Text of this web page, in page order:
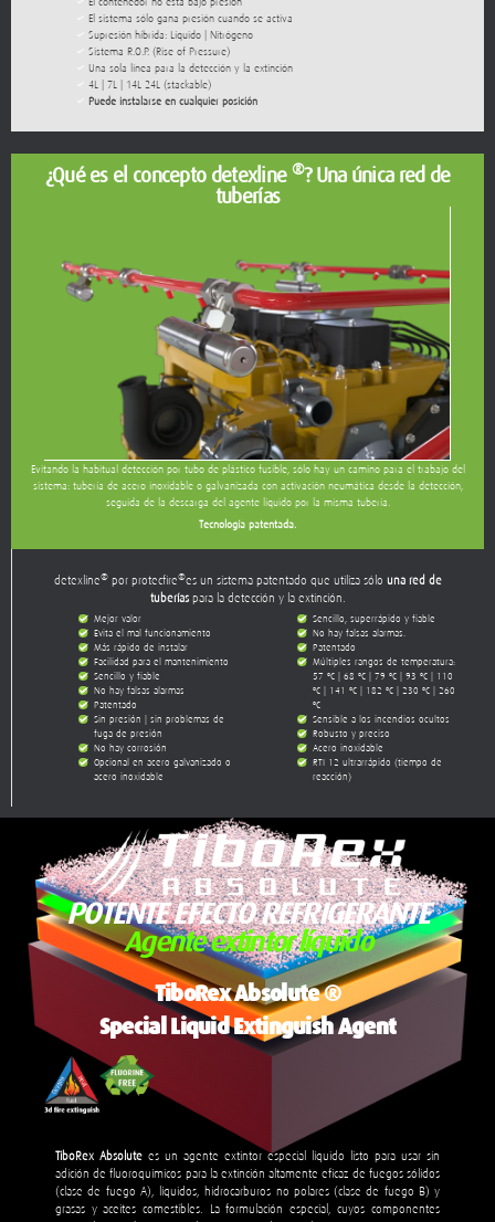
Supresión híbrida: Líquido | Nitrógeno
Sistema R.O.P. (Rise of Pressure)
Una sola línea para la detección y la extinción
4L | 7L | 14L 24L (stackable)
Puede instalarse en cualquier posición
tuberías
Evitando la habitual detección por tubo de plástico fusible, sólo hay un camino para el trabajo del
sistema: tubería de acero inoxidable o galvanizada con activación neumática desde la detección,
seguida de la descarga del agente líquido por la misma tubería.
Tecnología patentada.
detexline por protecfire es un sistema patentado que utiliza sólouna red de
Mejor valor
Evita el mal funcionamiento
Más rápido de instalar
Facilidad para el mantenimiento
Sencillo y fiable
No hay falsas alarmas
Patentado
Sin presión | sin problemas de
fuga de presión
No hay corrosión
Opcional en acero galvanizado o
acero inoxidable
Sencillo, superrápido y fiable
No hay falsas alarmas.
Patentado
Múltiples rangos de temperatura:
57 ºC | 68 ºC | 79 ºC | 93 ºC | 110
ºC | 141 ºC | 182 ºC | 230 ºC | 260
ºC
Sensible a los incendios ocultos
Robusto y preciso
Acero inoxidable
RTI 12 ultrarrápido (tiempo de
reacción)
POTENTE EFECTO REFRIGERANTE
Agente extintor líquido
TiboRex Absolute®
Special Liquid Extinguish Agent
es un agente extintor especial líquido listo para usar sin
adición de fluoroquímicos para la extinción altamente eficaz de fuegos sólidos
(clase de fuego A), líquidos, hidrocarburos no polares (clase de fuego B) y
grasas y aceites comestibles. La formulación especial, cuyos componentes
principales también se utilizan como aditivos alimentarios, garantiza un
rendimiento de extinción excepcional con una protección medioambiental sin